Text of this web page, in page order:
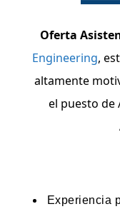
Oferta
Engineering,
altamente
el puesto de
Experiencia